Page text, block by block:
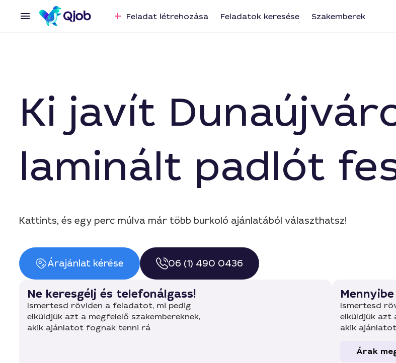
Feladat létrehozása Feladatok keresése Szakemberek
Ki javít
laminált padlót
Kattints, és egy perc múlva már több burkoló ajánlatából választhatsz!
Árajánlat kérése 06 (1) 490 0436
Ne keresgélj és telefonálgass!
Ismertesd röviden a feladatot, mi pedig
elküldjük azt a megfelelő szakembereknek,
akik ajánlatot fognak tenni rá
Ismertesd
elküldjük azt
akik
Árak